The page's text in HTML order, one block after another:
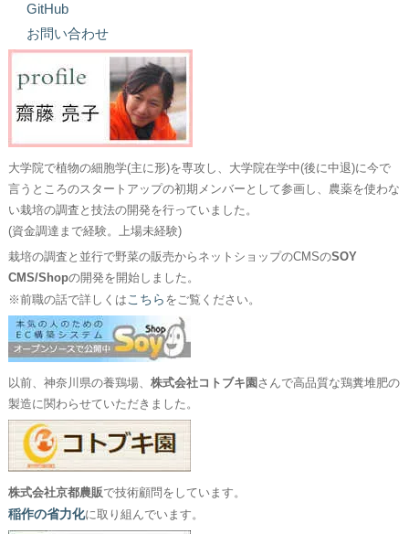
GitHub
お問い合わせ
大学院で植物の細胞学(主に形)を専攻し、大学院在学中(後に中退)に今で
言うところのスタートアップの初期メンバーとして参画し、農薬を使わな
い栽培の調査と技法の開発を行っていました。
(資金調達まで経験。上場未経験)
栽培の調査と並行で野菜の販売からネットショップのCMSのSOY
CMS/Shopの開発を開始しました。
※前職の話で詳しくは こちら をご覧ください。
以前、神奈川県の養鶏場、 株式会社コトブキ園 さんで高品質な鶏糞堆肥の
製造に関わらせていただきました。
株式会社京都農販で技術顧問をしています。
稲作の省力化に取り組んでいます。